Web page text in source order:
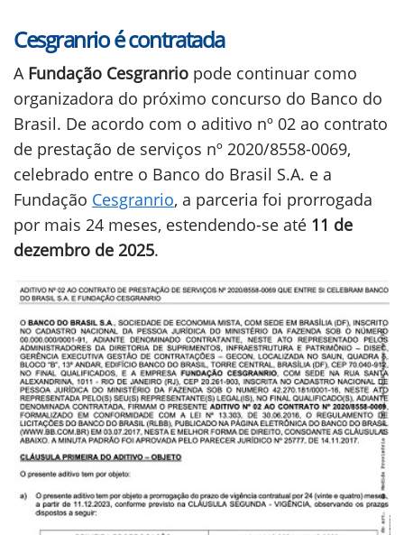
Cesgranrio é contratada
A Fundação Cesgranrio pode continuar como
organizadora do próximo concurso do Banco do
Brasil. De acordo com o aditivo nº 02 ao contrato
de prestação de serviços nº 2020/8558-0069,
celebrado entre o Banco do Brasil S.A. e a
Fundação Cesgranrio, a parceria foi prorrogada
por mais 24 meses, estendendo-se até 11 de
dezembro de 2025.